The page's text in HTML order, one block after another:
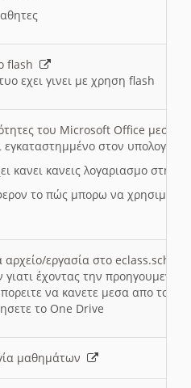
flash
εχει γινει με χρηση flash
του Microsoft Office μεσω
εγκαταστημμένο στον
κανει κανεις λογαριασμο στη
το πώς μπορω να
εργασία στο eclass.sch.gr
γιατι έχοντας την
να κανετε μεσα απο το
το One Drive
μαθημάτων